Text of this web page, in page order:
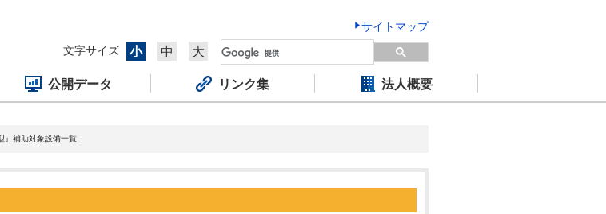
サイトマップ
文字サイズ
小 中 大
公開データ リンク集 法人概要
』補助対象設備一覧